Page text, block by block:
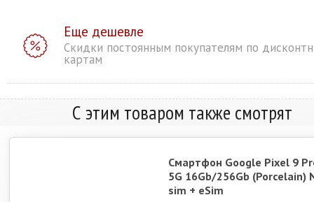
Еще дешевле
Скидки постоянным покупателям по
картам
С этим товаром также смотрят
Смартфон Google Pixel 9
5G 16Gb/256Gb (Porcelain)
sim + eSim